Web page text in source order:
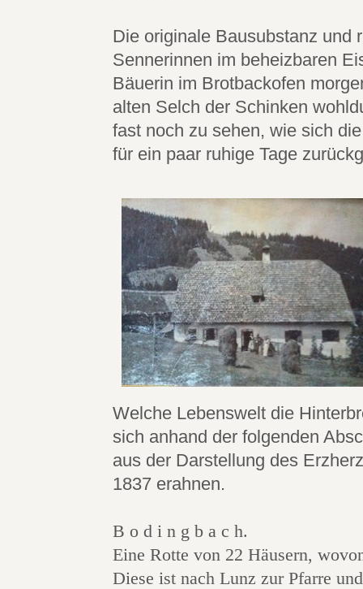
Die originale Bausubstanz und
Sennerinnen im beheizbaren
Bäuerin im Brotbackofen
alten Selch der Schinken
fast noch zu sehen, wie sich
für ein paar ruhige Tage
Welche Lebenswelt die
sich anhand der folgenden
aus der Darstellung des
1837 erahnen.
B o d i n g b a c h.
Eine Rotte von 22 Häusern,
Diese ist nach Lunz zur Pfarre